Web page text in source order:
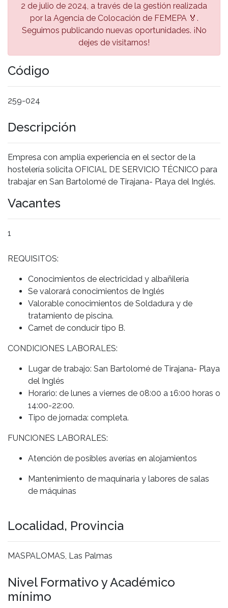
2 de julio de 2024, a través de la gestión realizada
por la Agencia de Colocación de FEMEPA 🏅.
Seguimos publicando nuevas oportunidades. ¡No
dejes de visitarnos!
Código
259-024
Descripción
Empresa con amplia experiencia en el sector de la
hostelería solicita OFICIAL DE SERVICIO TÉCNICO para
trabajar en San Bartolomé de Tirajana- Playa del Inglés.
Vacantes
1
REQUISITOS:
Conocimientos de electricidad y albañilería
Se valorará conocimientos de Inglés
Valorable conocimientos de Soldadura y de
tratamiento de piscina.
Carnet de conducir tipo B.
CONDICIONES LABORALES:
Lugar de trabajo: San Bartolomé de Tirajana- Playa
del Inglés
Horario: de lunes a viernes de 08:00 a 16:00 horas o
14:00-22:00.
Tipo de jornada: completa.
FUNCIONES LABORALES:
Atención de posibles averías en alojamientos
Mantenimiento de maquinaria y labores de salas
de máquinas
Localidad, Provincia
MASPALOMAS, Las Palmas
Nivel Formativo y Académico
mínimo